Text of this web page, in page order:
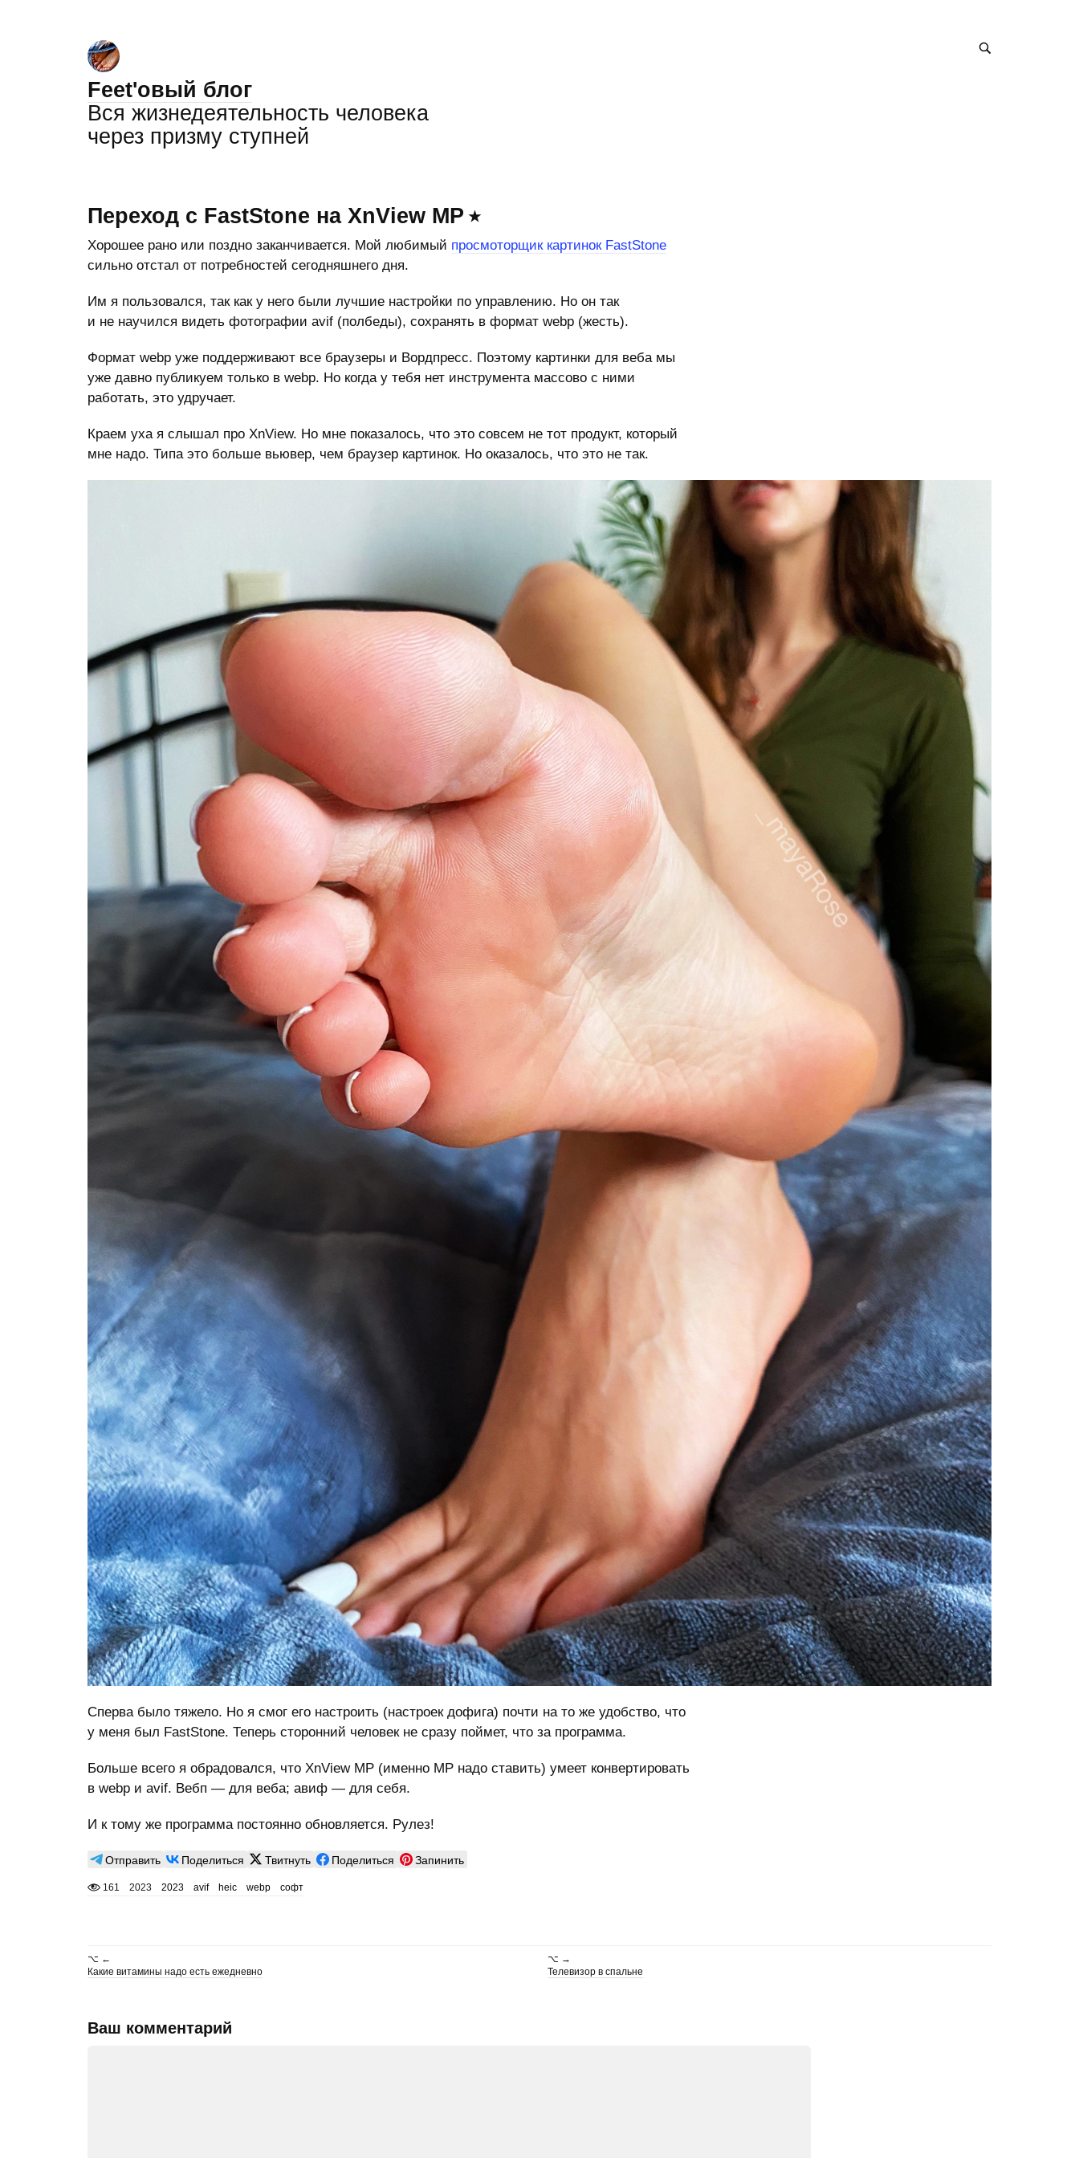
Feet'овый блог
Вся жизнедеятельность человека
через призму ступней
Переход с FastStone на XnView MP
Хорошее рано или поздно заканчивается. Мой любимый просмоторщик картинок FastStone
сильно отстал от потребностей сегодняшнего дня.
Им я пользовался, так как у него были лучшие настройки по управлению. Но он так
и не научился видеть фотографии avif (полбеды), сохранять в формат webp (жесть).
Формат webp уже поддерживают все браузеры и Вордпресс. Поэтому картинки для веба мы
уже давно публикуем только в webp. Но когда у тебя нет инструмента массово с ними
работать, это удручает.
Краем уха я слышал про XnView. Но мне показалось, что это совсем не тот продукт, который
мне надо. Типа это больше вьювер, чем браузер картинок. Но оказалось, что это не так.
Сперва было тяжело. Но я смог его настроить (настроек дофига) почти на то же удобство, что
у меня был FastStone. Теперь сторонний человек не сразу поймет, что за программа.
Больше всего я обрадовался, что XnView MP (именно MP надо ставить) умеет конвертировать
в webp и avif. Вебп — для веба; авиф — для себя.
И к тому же программа постоянно обновляется. Рулез!
Отправить Поделиться Твитнуть Поделиться Запинить
161 2023 2023 avif heic webp софт
⌥ ←
Какие витамины надо есть ежедневно
⌥ →
Телевизор в спальне
Ваш комментарий